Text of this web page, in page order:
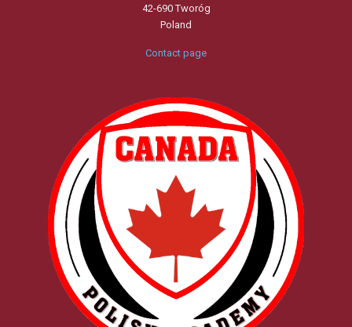
42-690 Tworóg
Poland
Contact page